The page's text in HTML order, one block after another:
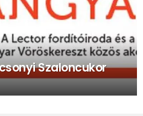
Szaloncukor